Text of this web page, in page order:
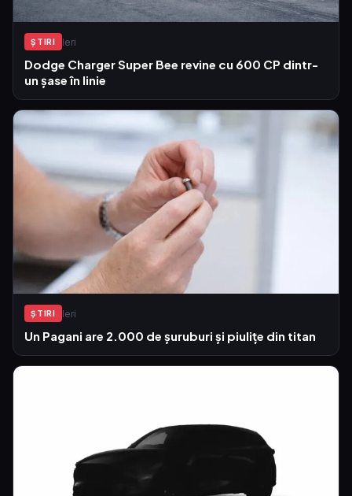
ŞTIRI Ieri
Dodge Charger Super Bee revine cu 600 CP dintr-
un șase în linie
ŞTIRI Ieri
Un Pagani are 2.000 de șuruburi și piulițe din titan